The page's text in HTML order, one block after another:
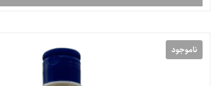
ناموجود